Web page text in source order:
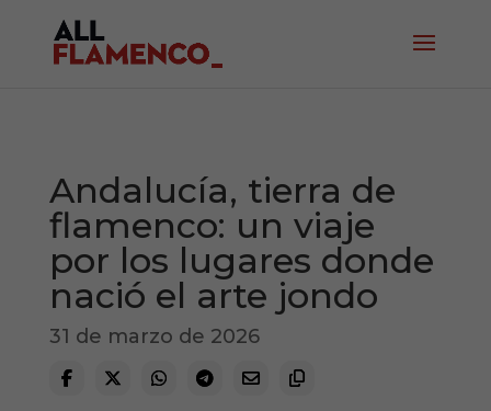
Andalucía, tierra de
flamenco: un viaje
por los lugares donde
nació el arte jondo
31 de marzo de 2026